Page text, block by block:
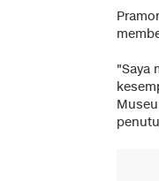
"Saya